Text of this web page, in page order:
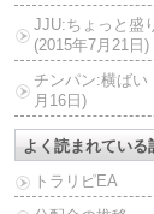
JJU:ちょっと盛
(2015年7月21日)
チンパン:横ばい
月16日)
よく読まれている
トラリピEA